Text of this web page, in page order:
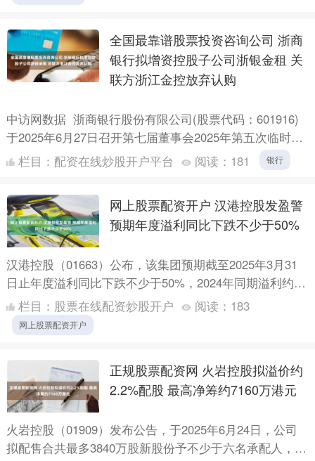
全国最靠谱股票投资咨询公司 浙商
银行拟增资控股子公司浙银金租 关
联方浙江金控放弃认购
中访网数据 浙商银行股份有限公司(股票代码：601916)
于2025年6月27日召开第七届董事会2025年第五次临时会
议，审议通过了对控股子公司浙江浙银金融租....
栏目： 配资在线炒股开户平台 阅读： 181 银行
网上股票配资开户 汉港控股发盈警
预期年度溢利同比下跌不少于50%
汉港控股（01663）公布，该集团预期截至2025年3月31
日止年度溢利同比下跌不少于50%，2024年同期溢利约
3140万元。董事会认为，有关溢利下跌主要由于....
栏目： 股票在线配资炒股开户 阅读： 183
网上股票配资开户
正规股票配资网 火岩控股拟溢价约
2.2%配股 最高净筹约7160万港元
火岩控股（01909）发布公告，于2025年6月24日，公司
拟配售合共最多3840万股新股份予不少于六名承配人，相